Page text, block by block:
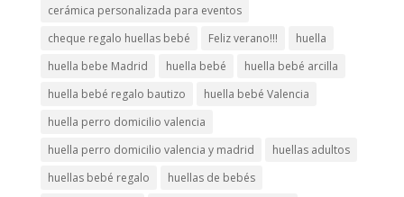
cerámica personalizada para eventos
cheque regalo huellas bebé
Feliz verano!!!
huella
huella bebe Madrid
huella bebé
huella bebé arcilla
huella bebé regalo bautizo
huella bebé Valencia
huella perro domicilio valencia
huella perro domicilio valencia y madrid
huellas adultos
huellas bebé regalo
huellas de bebés